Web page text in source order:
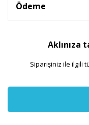
Ödeme
Aklınıza
Siparişiniz ile ilgili